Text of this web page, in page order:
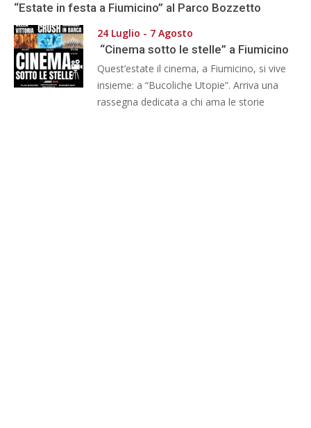
“Estate in festa a Fiumicino” al Parco Bozzetto
24 Luglio - 7 Agosto
“Cinema sotto le stelle” a Fiumicino
Quest’estate il cinema, a Fiumicino, si vive
insieme: a “Bucoliche Utopie”. Arriva una
rassegna dedicata a chi ama le storie